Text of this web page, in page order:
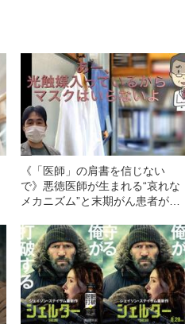
《「医師」の肩書を信じない
で》悪徳医師が生まれる“哀れな
メカニズム”と末期がん患者が
は